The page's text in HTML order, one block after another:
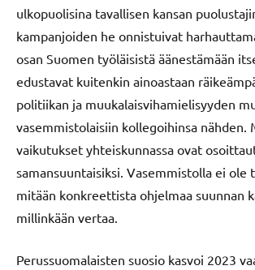
ulkopuolisina tavallisen kansan
kampanjoiden he onnistuivat
osan Suomen työläisistä äänestämään
edustavat kuitenkin ainoastaan
politiikan ja muukalaisvihamielisyyden
vasemmistolaisiin kollegoihinsa nähden.
vaikutukset yhteiskunnassa ovat
samansuuntaisiksi. Vasemmistolla ei ole
mitään konkreettista ohjelmaa suunnan
millinkään vertaa.
Perussuomalaisten suosio kasvoi 2023